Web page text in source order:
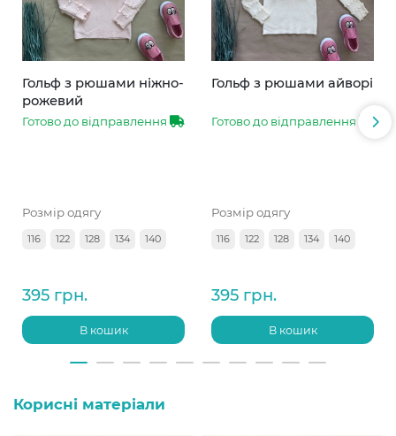
Гольф з рюшами ніжно-
рожевий
Готово до відправлення
Розмір одягу
116 122 128 134 140
395 грн.
В кошик
Гольф з рюшами айворі
Готово до відправлення
Розмір одягу
116 122 128 134 140
395 грн.
В кошик
Корисні матеріали